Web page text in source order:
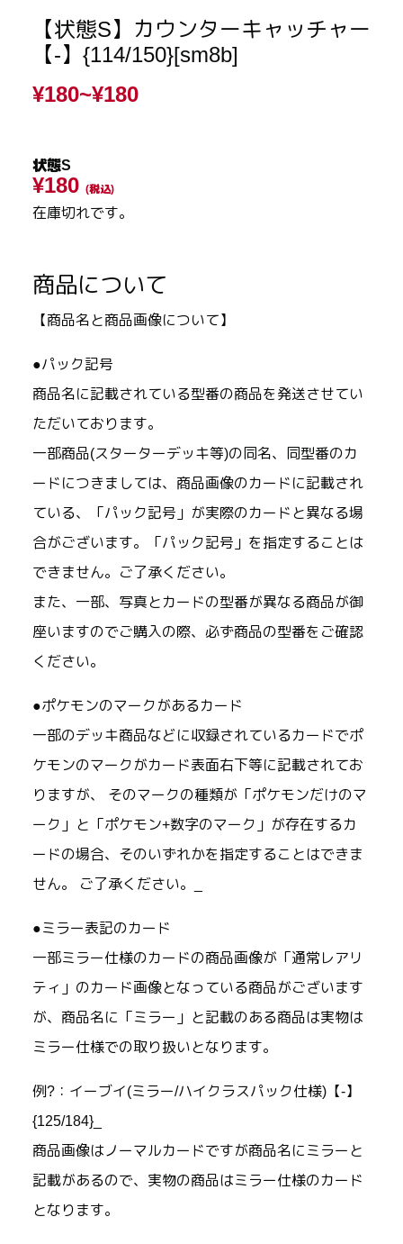
【状態S】カウンターキャッチャー
【-】{114/150}[sm8b]
¥180~¥180
状態S
¥180 (税込)
在庫切れです。
商品について
【商品名と商品画像について】
●パック記号
商品名に記載されている型番の商品を発送させてい
ただいております。
一部商品(スターターデッキ等)の同名、同型番のカ
ードにつきましては、商品画像のカードに記載され
ている、「パック記号」が実際のカードと異なる場
合がございます。「パック記号」を指定することは
できません。ご了承ください。
また、一部、写真とカードの型番が異なる商品が御
座いますのでご購入の際、必ず商品の型番をご確認
ください。
●ポケモンのマークがあるカード
一部のデッキ商品などに収録されているカードでポ
ケモンのマークがカード表面右下等に記載されてお
りますが、 そのマークの種類が「ポケモンだけのマ
ーク」と「ポケモン+数字のマーク」が存在するカ
ードの場合、そのいずれかを指定することはできま
せん。 ご了承ください。_
●ミラー表記のカード
一部ミラー仕様のカードの商品画像が「通常レアリ
ティ」のカード画像となっている商品がございます
が、商品名に「ミラー」と記載のある商品は実物は
ミラー仕様での取り扱いとなります。
例?：イーブイ(ミラー/ハイクラスパック仕様)【-】
{125/184}_
商品画像はノーマルカードですが商品名にミラーと
記載があるので、実物の商品はミラー仕様のカード
となります。